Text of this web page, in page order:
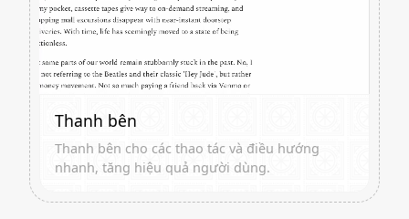
Thanh bên
Thanh bên cho các thao tác và điều hướng
nhanh, tăng hiệu quả người dùng.